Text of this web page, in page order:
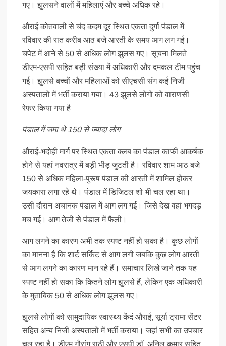
गए। झुलसने वालों में महिलाएं और बच्चे अधिक रहे।
औराई कोतवाली से चंद कदम दूर स्थित एकता दुर्गा पंडाल में
रविवार की रात करीब आठ बजे आरती के समय आग लग गई।
चपेट में आने से 50 से अधिक लोग झुलस गए। सूचना मिलते
डीएम-एसपी सहित बड़ी संख्या में अधिकारी और दमकल टीम पहुंच
गई। झुलसे बच्चों और महिलाओं को सीएचसी संग कई निजी
अस्पतालों में भर्ती कराया गया। 43 झुलसे लोगो को वाराणसी
रेफर किया गया है
पंडाल में जमा थे 150 से ज्यादा लोग
औराई-भदोही मार्ग पर स्थित एकता क्लब का पंडाल काफी आकर्षक
होने से यहां नवरात्र में बड़ी भीड़ जुटती है। रविवार शाम आठ बजे
150 से अधिक महिला-पुरूष पंडाल की आरती में शामिल होकर
जयकारा लगा रहे थे। पंडाल में डिजिटल शो भी चल रहा था।
उसी दौरान अचानक पंडाल में आग लग गई। जिसे देख वहां भगदड़
मच गई। आग तेजी से पंडाल में फैली।
आग लगने का कारण अभी तक स्पष्ट नहीं हो सका है। कुछ लोगों
का मानना है कि शार्ट सर्किट से आग लगी जबकि कुछ लोग आरती
से आग लगने का कारण मान रहे हैं। समाचार लिखे जाने तक यह
स्पष्ट नहीं हो सका कि कितने लोग झुलसे हैं, लेकिन एक अधिकारी
के मुताबिक 50 से अधिक लोग झुलस गए।
झुलसे लोगों को सामुदायिक स्वास्थ्य केंदं औराई, सूर्या ट्रामा सेंटर
सहित अन्य निजी अस्पतालों में भर्ती कराया। जहां सभी का उपचार